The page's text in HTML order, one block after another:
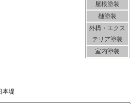
屋根塗装
樋塗装
外構・エクス
テリア塗装
室内塗装
本堤